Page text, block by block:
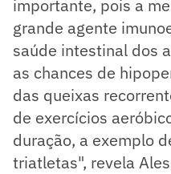
importante, pois a
grande agente
saúde intestinal dos
as chances de
das queixas
de exercícios
duração, a exemplo
triatletas", revela